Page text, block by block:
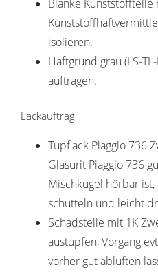
Blanke Kunststoffteile
isolieren.
Haftgrund grau (LS-
auftragen.
Lackauftrag
Tupflack Piaggio 736
Glasurit Piaggio 736
Mischkugel hörbar
schütteln und leicht
Schadstelle mit 1K
austupfen, Vorgang
vorher gut ablüften